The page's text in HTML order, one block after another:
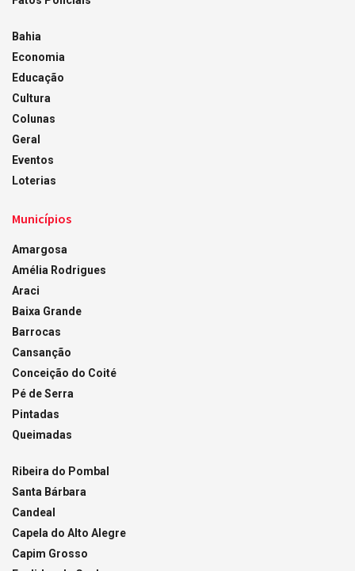
Bahia
Economia
Educação
Cultura
Colunas
Geral
Eventos
Loterias
Municípios
Amargosa
Amélia Rodrigues
Araci
Baixa Grande
Barrocas
Cansanção
Conceição do Coité
Pé de Serra
Pintadas
Queimadas
Ribeira do Pombal
Santa Bárbara
Candeal
Capela do Alto Alegre
Capim Grosso